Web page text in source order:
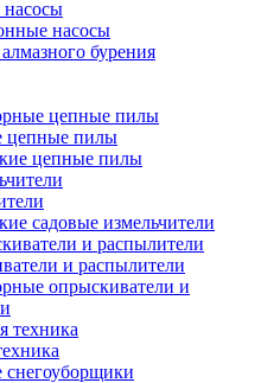
насосы
бурения
цепные пилы
цепные пилы
цепные пилы
садовые измельчители
и распылители
опрыскиватели и
снегоуборщики